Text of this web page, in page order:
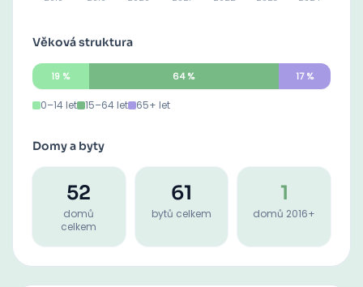
Věková struktura
19 % 64% 17%
0–14 let 15–64 let 65+ let
Domy a byty
52
domů
celkem
61
bytů celkem
1
domů 2016+